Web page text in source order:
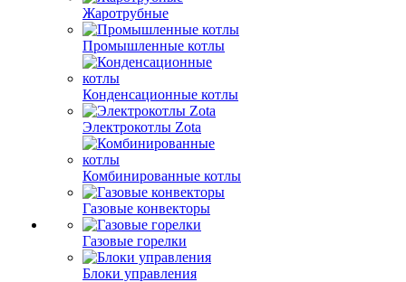
Жаротрубные
Промышленные котлы
Конденсационные котлы
Электрокотлы Zota
Комбинированные котлы
Газовые конвекторы
Газовые горелки
Блоки управления